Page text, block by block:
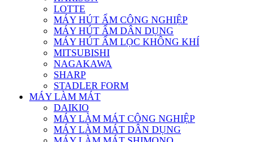
LOTTE
MÁY HÚT ẨM CÔNG NGHIỆP
MÁY HÚT ẨM DÂN DỤNG
MÁY HÚT ẨM LỌC KHÔNG KHÍ
MITSUBISHI
NAGAKAWA
SHARP
STADLER FORM
MÁY LÀM MÁT
DAIKIO
MÁY LÀM MÁT CÔNG NGHIỆP
MÁY LÀM MÁT DÂN DỤNG